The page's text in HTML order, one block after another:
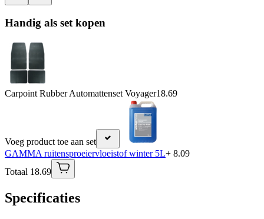
Handig als set kopen
Carpoint Rubber Automattenset Voyager18.69
Voeg product toe aan set
GAMMA ruitensproeiervloeistof winter 5L+ 8.09
Totaal 18.69
Specificaties